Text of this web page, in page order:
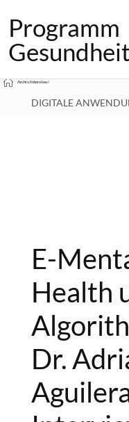
Programm
Gesundheit
Archiv/Interview/
DIGITALE
AGUILERA IM
E-
Health
Dr.